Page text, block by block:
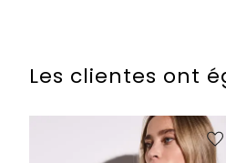
Les clientes ont